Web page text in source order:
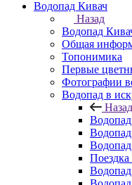
Водопад Кивач
Назад
Водопад
Общая
Топонимика
Первые
Фотографии
Водопад в
Назад
Водопад